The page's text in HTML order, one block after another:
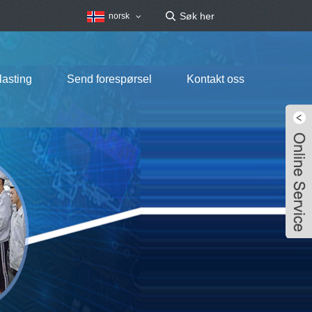
norsk
Send forespørsel Kontakt oss